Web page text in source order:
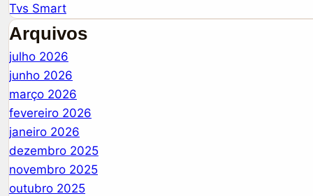
Tvs Smart
Arquivos
julho 2026
junho 2026
março 2026
fevereiro 2026
janeiro 2026
dezembro 2025
novembro 2025
outubro 2025